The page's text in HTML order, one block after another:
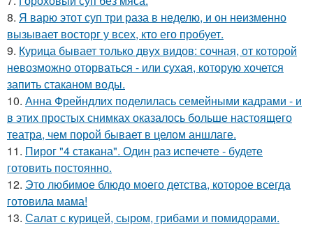
8. Я варю этот суп три раза в неделю, и он неизменно
вызывает восторг у всех, кто его пробует.
9. Курица бывает только двух видов: сочная, от которой
невозможно оторваться - или сухая, которую хочется
запить стаканом воды.
10. Анна Фрейндлих поделилась семейными кадрами - и
в этих простых снимках оказалось больше настоящего
театра, чем порой бывает в целом аншлаге.
11. Пирог "4 стaкана". Один раз испечете - будете
готовить постоянно.
12. Это любимое блюдо моего детства, которое всегда
готовила мама!
13. Салат с курицей, сыром, грибами и помидорами.